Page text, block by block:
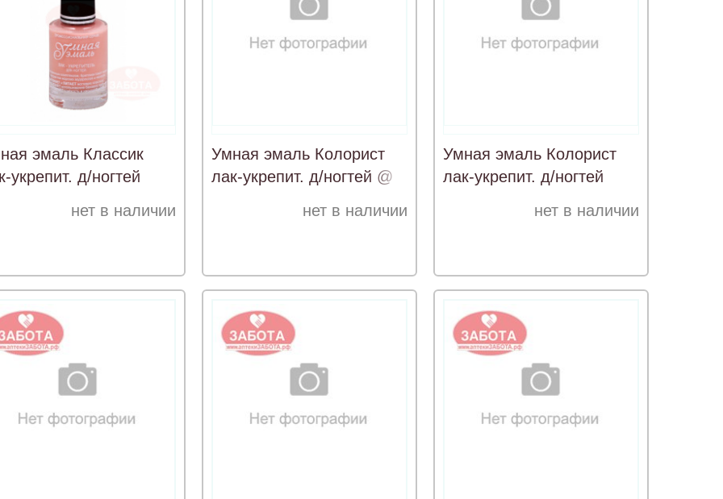
эмаль Классик
укрепит. д/ногтей
нет в наличии
Умная эмаль Колорист
лак-укрепит. д/ногтей @
нет в наличии
Умная эмаль Колорист
лак-укрепит. д/ногтей
нет в наличии